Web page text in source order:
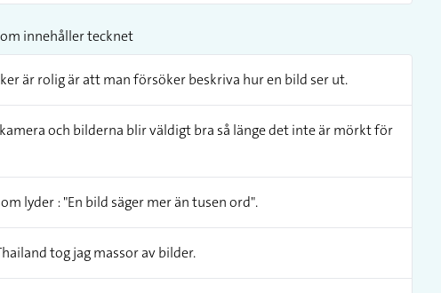
innehåller tecknet
är rolig är att man försöker beskriva hur en bild ser ut.
och bilderna blir väldigt bra så länge det inte är mörkt för
lyder : "En bild säger mer än tusen ord".
tog jag massor av bilder.